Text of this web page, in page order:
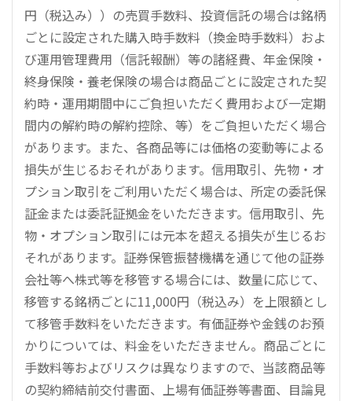
円（税込み））の売買手数料、投資信託の場合は銘柄
ごとに設定された購入時手数料（換金時手数料）およ
び運用管理費用（信託報酬）等の諸経費、年金保険・
終身保険・養老保険の場合は商品ごとに設定された契
約時・運用期間中にご負担いただく費用および一定期
間内の解約時の解約控除、等）をご負担いただく場合
があります。また、各商品等には価格の変動等による
損失が生じるおそれがあります。信用取引、先物・オ
プション取引をご利用いただく場合は、所定の委託保
証金または委託証拠金をいただきます。信用取引、先
物・オプション取引には元本を超える損失が生じるお
それがあります。証券保管振替機構を通じて他の証券
会社等へ株式等を移管する場合には、数量に応じて、
移管する銘柄ごとに11,000円（税込み）を上限額とし
て移管手数料をいただきます。有価証券や金銭のお預
かりについては、料金をいただきません。商品ごとに
手数料等およびリスクは異なりますので、当該商品等
の契約締結前交付書面、上場有価証券等書面、目論見